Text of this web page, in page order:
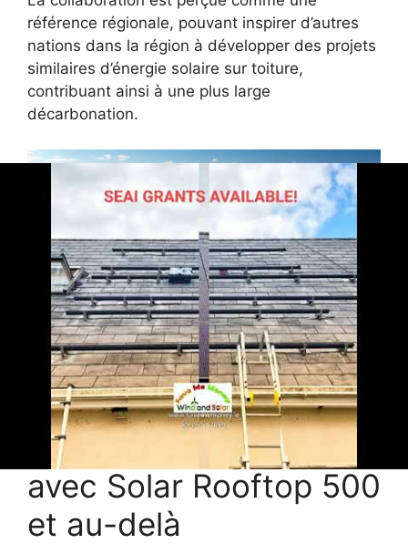
référence régionale, pouvant inspirer d’autres
nations dans la région à développer des projets
similaires d’énergie solaire sur toiture,
contribuant ainsi à une plus large
décarbonation.
Perspectives d’avenir :
vers une transition
énergétique accrue
avec Solar Rooftop 500
et au-delà